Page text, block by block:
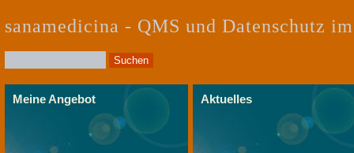
sanamedicina - QMS und Datenschutz
Meine Angebot Aktuelles